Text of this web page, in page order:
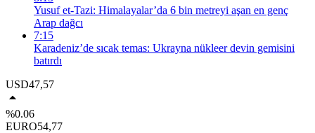
Yusuf et-Tazi: Himalayalar’da 6 bin metreyi aşan en genç
Arap dağcı
7:15
Karadeniz’de sıcak temas: Ukrayna nükleer devin gemisini
batırdı
USD47,57
%0.06
EURO54,77